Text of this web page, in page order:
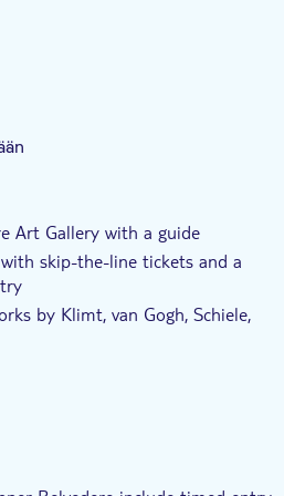
Art Gallery with a guide
skip-the-line tickets and a
by Klimt, van Gogh, Schiele,
more
most beautiful Baroque